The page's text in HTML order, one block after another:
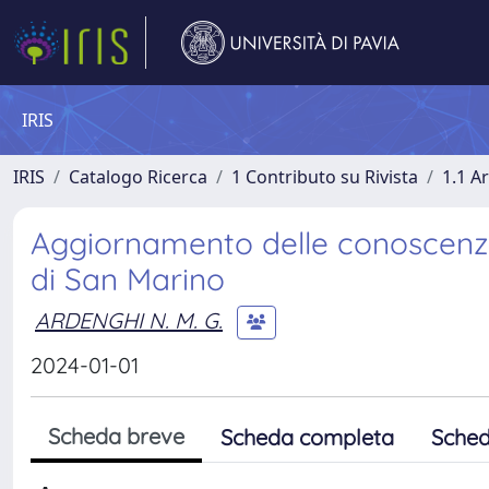
IRIS
IRIS Catalogo Ricerca 1 Contributo su Rivista 1.1
Aggiornamento delle
di San Marino
ARDENGHI N. M. G.
2024-01-01
Scheda breve Scheda completa